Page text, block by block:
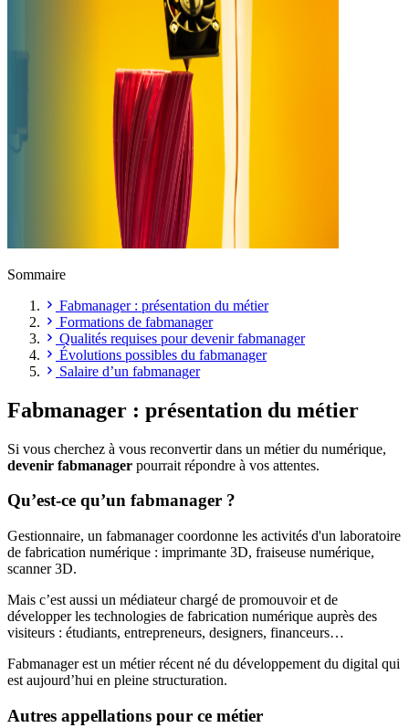
Sommaire
Fabmanager : présentation du métier
Formations de fabmanager
Qualités requises pour devenir fabmanager
Évolutions possibles du fabmanager
Salaire d’un fabmanager
Fabmanager : présentation du métier
Si vous cherchez à vous reconvertir dans un métier du numérique,
devenir fabmanager pourrait répondre à vos attentes.
Qu’est-ce qu’un fabmanager ?
Gestionnaire, un fabmanager coordonne les activités d'un laboratoire
de fabrication numérique : imprimante 3D, fraiseuse numérique,
scanner 3D.
Mais c’est aussi un médiateur chargé de promouvoir et de
développer les technologies de fabrication numérique auprès des
visiteurs : étudiants, entrepreneurs, designers, financeurs…
Fabmanager est un métier récent né du développement du digital qui
est aujourd’hui en pleine structuration.
Autres appellations pour ce métier